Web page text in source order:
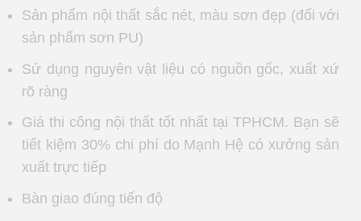
Sản phẩm nội thất sắc nét, màu sơn đẹp (đối với
sản phẩm sơn PU)
Sử dụng nguyên vật liệu có nguồn gốc, xuất xứ
rõ ràng
Giá thi công nội thất tốt nhất tại TPHCM. Bạn sẽ
tiết kiệm 30% chi phí do Mạnh Hệ có xưởng sản
xuất trực tiếp
Bàn giao đúng tiến độ